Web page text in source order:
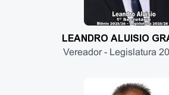
LEANDRO ALUISIO
Vereador - Legislatura